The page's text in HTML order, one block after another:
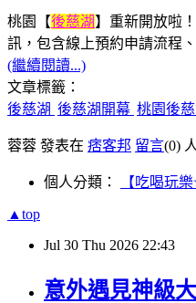
桃園【後慈湖】重新開放啦
訊，包含線上預約申請流程
(繼續閱讀...)
文章標籤：
後慈湖 後慈湖開幕 桃園後
蓉蓉 發表在 痞客邦 留言(0)
個人分類： 【吃喝玩
▲top
Jul 30 Thu 2026 22:43
意外遇見神級